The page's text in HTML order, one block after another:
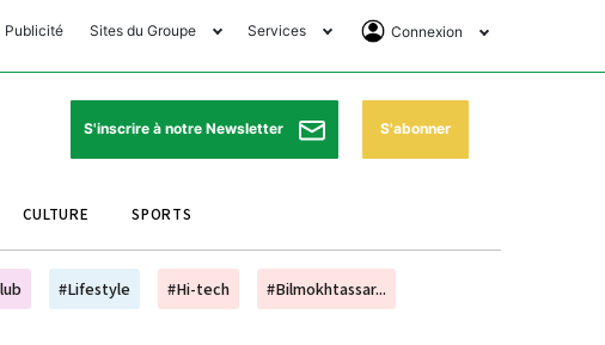
Publicité Sites du Groupe
Club Avantages
Le Matin Sports
Le Matin Store
Le Matin Annonces
Services
Horaires de prières
Pharmacies de garde
Programme TV
Cinéma
Connexion
Se Connecter
Abonnement
S'inscrire à notre Newsletter S'abonner
CULTURE SPORTS
#Lifestyle #Hi-tech #Bilmokhtassar...